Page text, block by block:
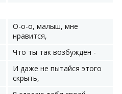
О-о-о, малыш, мне
нравится,
Что ты так возбуждён -
И даже не пытайся этого
скрыть,